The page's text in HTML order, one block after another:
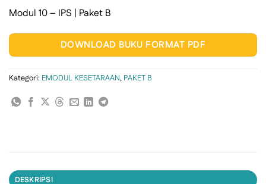
Modul 10 – IPS | Paket B
DOWNLOAD BUKU FORMAT PDF
Kategori: EMODUL KESETARAAN, PAKET B
DESKRIPSI